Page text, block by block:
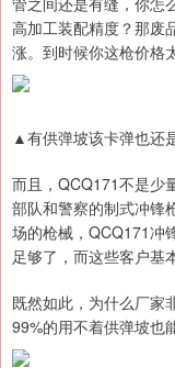
高加工装配精度？那废
涨。到时候你这枪价格
▲有供弹坡该卡弹也还
而且，QCQ171不是少
部队和警察的制式冲锋
场的枪械，QCQ171冲
足够了，而这些客户基
既然如此，为什么厂家
99%的用不着供弹坡也